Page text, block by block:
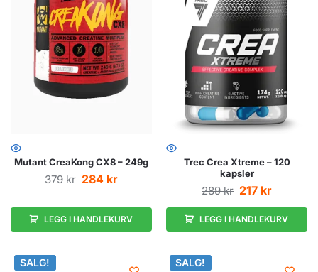
Mutant CreaKong CX8 – 249g
379kr 284 kr
LEGG I HANDLEKURV
Trec Crea Xtreme – 120
kapsler
289kr 217 kr
LEGG I HANDLEKURV
SALG!
SALG! SALG!
SALG!